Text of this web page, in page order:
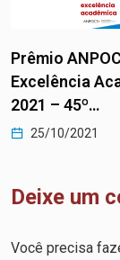
Prêmio
Excelência
2021 – 45º…
25/10/2021
Deixe um
Você precisa